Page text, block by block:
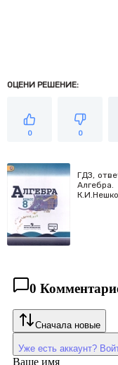
ОЦЕНИ РЕШЕНИЕ:
0 0
ГДЗ,